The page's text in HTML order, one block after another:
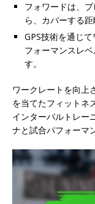
フォワードは、
ら、カバーする
GPS技術を通じ
フォーマンスレ
す。
ワークレートを向上
を当てたフィットネ
インターバルトレー
ナと試合パフォーマ